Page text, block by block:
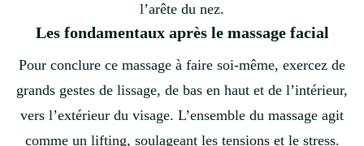
l’arête du nez.
Les fondamentaux après le massage facial
Pour conclure ce massage à faire soi-même, exercez de
grands gestes de lissage, de bas en haut et de l’intérieur,
vers l’extérieur du visage. L’ensemble du massage agit
comme un lifting, soulageant les tensions et le stress.